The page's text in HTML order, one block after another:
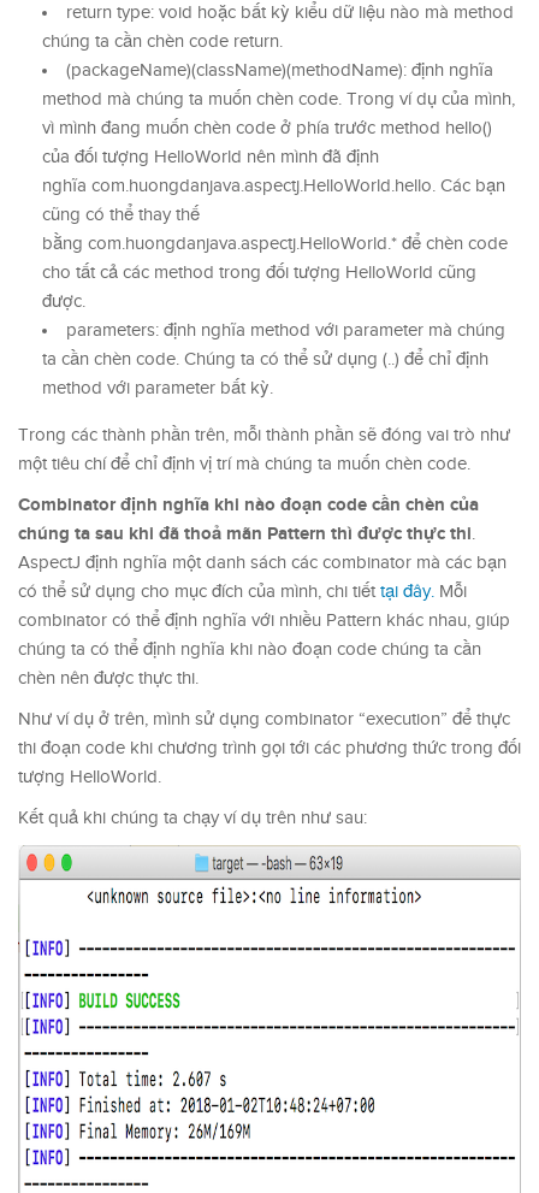
return type: void hoặc bất kỳ kiểu dữ liệu nào mà method
chúng ta cần chèn code return.
(packageName)(className)(methodName): định nghĩa
method mà chúng ta muốn chèn code. Trong ví dụ của mình,
vì mình đang muốn chèn code ở phía trước method hello()
của đối tượng HelloWorld nên mình đã định
nghĩa com.huongdanjava.aspectj.HelloWorld.hello. Các bạn
cũng có thể thay thế
bằng com.huongdanjava.aspectj.HelloWorld.* để chèn code
cho tất cả các method trong đối tượng HelloWorld cũng
được.
parameters: định nghĩa method với parameter mà chúng
ta cần chèn code. Chúng ta có thể sử dụng (..) để chỉ định
method với parameter bất kỳ.
Trong các thành phần trên, mỗi thành phần sẽ đóng vai trò như
một tiêu chí để chỉ định vị trí mà chúng ta muốn chèn code.
Combinator định nghĩa khi nào đoạn code cần chèn của
chúng ta sau khi đã thoả mãn Pattern thì được thực thi.
AspectJ định nghĩa một danh sách các combinator mà các bạn
có thể sử dụng cho mục đích của mình, chi tiết tại đây. Mỗi
combinator có thể định nghĩa với nhiều Pattern khác nhau, giúp
chúng ta có thể định nghĩa khi nào đoạn code chúng ta cần
chèn nên được thực thi.
Như ví dụ ở trên, mình sử dụng combinator “execution” để thực
thi đoạn code khi chương trình gọi tới các phương thức trong đối
tượng HelloWorld.
Kết quả khi chúng ta chạy ví dụ trên như sau: